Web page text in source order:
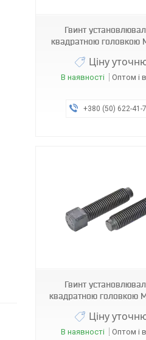
Гвинт
квадратною головкою
Ціну
В наявності Оптом і
+380 (50) 622-41-
Гвинт
квадратною головкою
Ціну
В наявності Оптом і